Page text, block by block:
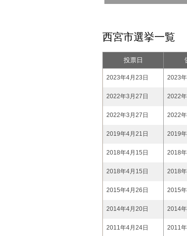
西宮市選挙一覧
投票日
2023年4月23日 2023
2022年3月27日 2022
2022年3月27日 2022
2019年4月21日 2019
2018年4月15日 2018
2018年4月15日 2018
2015年4月26日 2015
2014年4月20日 2014
2011年4月24日 2011